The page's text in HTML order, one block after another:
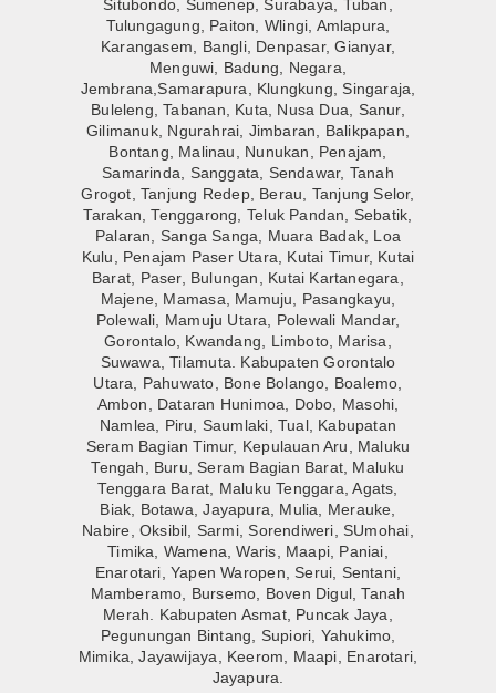
Situbondo, Sumenep, Surabaya, Tuban,
Tulungagung, Paiton, Wlingi, Amlapura,
Karangasem, Bangli, Denpasar, Gianyar,
Menguwi, Badung, Negara,
Jembrana,Samarapura, Klungkung, Singaraja,
Buleleng, Tabanan, Kuta, Nusa Dua, Sanur,
Gilimanuk, Ngurahrai, Jimbaran, Balikpapan,
Bontang, Malinau, Nunukan, Penajam,
Samarinda, Sanggata, Sendawar, Tanah
Grogot, Tanjung Redep, Berau, Tanjung Selor,
Tarakan, Tenggarong, Teluk Pandan, Sebatik,
Palaran, Sanga Sanga, Muara Badak, Loa
Kulu, Penajam Paser Utara, Kutai Timur, Kutai
Barat, Paser, Bulungan, Kutai Kartanegara,
Majene, Mamasa, Mamuju, Pasangkayu,
Polewali, Mamuju Utara, Polewali Mandar,
Gorontalo, Kwandang, Limboto, Marisa,
Suwawa, Tilamuta. Kabupaten Gorontalo
Utara, Pahuwato, Bone Bolango, Boalemo,
Ambon, Dataran Hunimoa, Dobo, Masohi,
Namlea, Piru, Saumlaki, Tual, Kabupatan
Seram Bagian Timur, Kepulauan Aru, Maluku
Tengah, Buru, Seram Bagian Barat, Maluku
Tenggara Barat, Maluku Tenggara, Agats,
Biak, Botawa, Jayapura, Mulia, Merauke,
Nabire, Oksibil, Sarmi, Sorendiweri, SUmohai,
Timika, Wamena, Waris, Maapi, Paniai,
Enarotari, Yapen Waropen, Serui, Sentani,
Mamberamo, Bursemo, Boven Digul, Tanah
Merah. Kabupaten Asmat, Puncak Jaya,
Pegunungan Bintang, Supiori, Yahukimo,
Mimika, Jayawijaya, Keerom, Maapi, Enarotari,
Jayapura.